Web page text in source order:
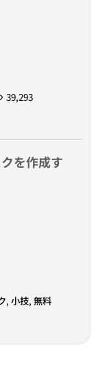
39,293
を作成す
, 小技, 無料